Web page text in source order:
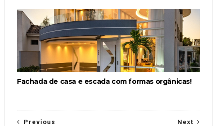
Fachada de casa e escada com formas orgânicas!
Next
Previous